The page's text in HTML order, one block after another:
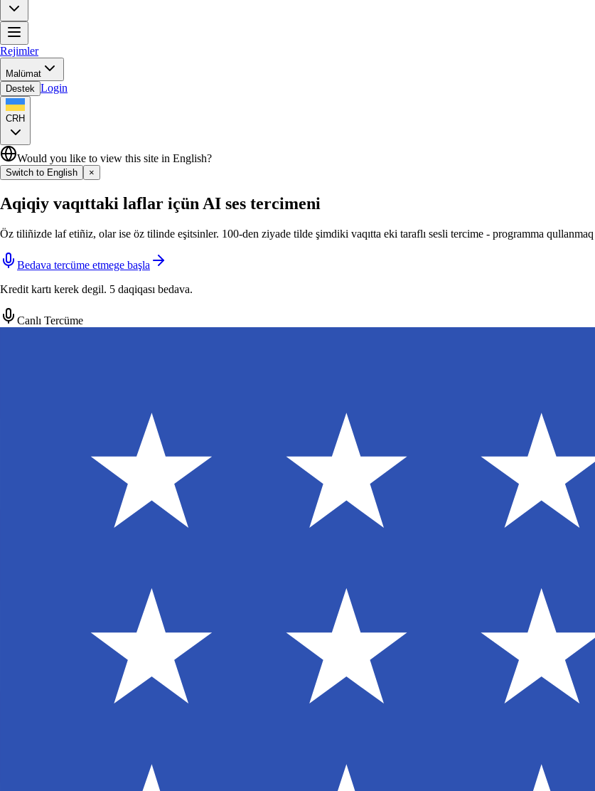
Rejimler
Malümat
Destek Login
CRH
Would you like to view this site in English?
Switch to English ×
Aqiqiy vaqıttaki laflar içün AI ses tercimeni
Öz tiliñizde laf etiñiz, olar ise öz tilinde eşitsinler. 100-den ziyade tilde şimdiki vaqıtta eki taraflı sesli tercime - programma
Bedava tercüme etmege başla
Kredit kartı kerek degil. 5 daqiqası bedava.
Canlı Tercüme